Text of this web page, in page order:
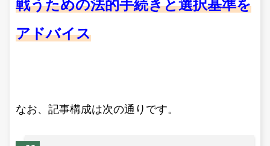
戦うための法的手続きと選択基準を
アドバイス
なお、記事構成は次の通りです。